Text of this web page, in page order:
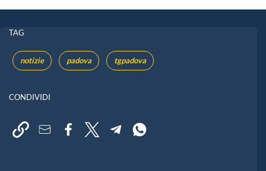
TAG
notizie padova tgpadova
CONDIVIDI